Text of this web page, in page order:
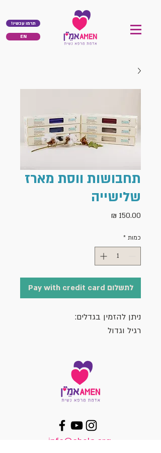
!תרמו עכשיו
EN
תחבושות ווסת מארז
שלישייה
כמות *
לתשלום Pay with credit card
ניתן להזמין בגדלים:
רגיל וגדול
info@ohela.org